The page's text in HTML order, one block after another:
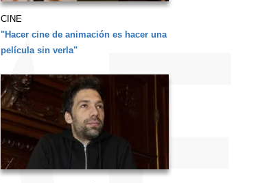
CINE
"Hacer cine de animación es hacer una
película sin verla"